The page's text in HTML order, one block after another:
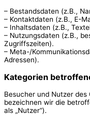
– Bestandsdaten (z.B.,
– Kontaktdaten (z.B., E-
– Inhaltsdaten (z.B.,
– Nutzungsdaten (z.B.,
Zugriffszeiten).
– Meta-/
Adressen).
Kategorien
Besucher und Nutzer
bezeichnen wir die
als „Nutzer“).